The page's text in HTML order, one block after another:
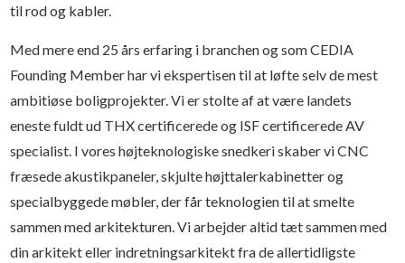
til rod og kabler.
Med mere end 25 års erfaring i branchen og som CEDIA
Founding Member har vi ekspertisen til at løfte selv de mest
ambitiøse boligprojekter. Vi er stolte af at være landets
eneste fuldt ud THX certificerede og ISF certificerede AV
specialist. I vores højteknologiske snedkeri skaber vi CNC
fræsede akustikpaneler, skjulte højttalerkabinetter og
specialbyggede møbler, der får teknologien til at smelte
sammen med arkitekturen. Vi arbejder altid tæt sammen med
din arkitekt eller indretningsarkitekt fra de allertidligste